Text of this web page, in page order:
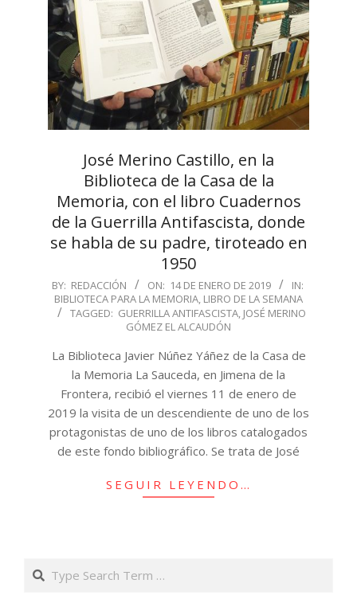
José Merino Castillo, en la
Biblioteca de la Casa de la
Memoria, con el libro Cuadernos
de la Guerrilla Antifascista, donde
se habla de su padre, tiroteado en
1950
2019-
01-
14
BY: REDACCIÓN ON: 14 DE ENERO DE 2019
IN:
BIBLIOTECA PARA LA MEMORIA, LIBRO DE LA SEMANA
TAGGED: GUERRILLA ANTIFASCISTA, JOSÉ MERINO
GÓMEZ EL ALCAUDÓN
La Biblioteca Javier Núñez Yáñez de la Casa de
la Memoria La Sauceda, en Jimena de la
Frontera, recibió el viernes 11 de enero de
2019 la visita de un descendiente de uno de los
protagonistas de uno de los libros catalogados
de este fondo bibliográfico. Se trata de José
SEGUIR LEYENDO…
Search